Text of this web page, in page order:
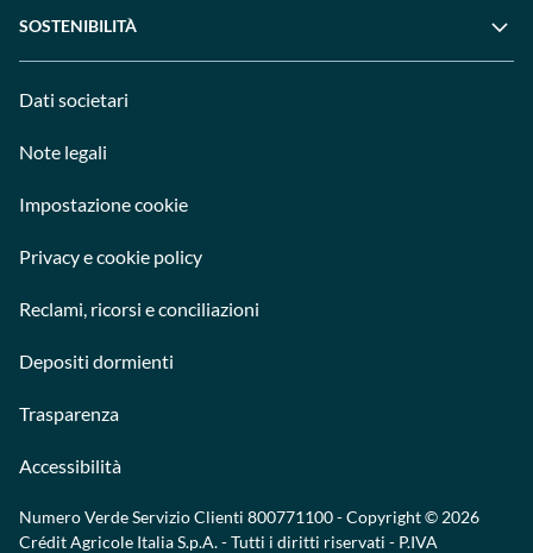
SOSTENIBILITÀ
Dati societari
Note legali
Impostazione cookie
Privacy e cookie policy
Reclami, ricorsi e conciliazioni
Depositi dormienti
Trasparenza
Accessibilità
Numero Verde Servizio Clienti 800771100- Copyright © 2026
Crédit Agricole Italia S.p.A. - Tutti i diritti riservati - P.IVA